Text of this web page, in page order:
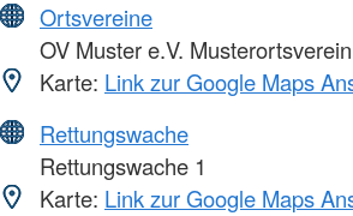
Ortsvereine
OV Muster e.V. Musterortsverein
Karte: Link zur Google Maps
Rettungswache
Rettungswache 1
Karte: Link zur Google Maps